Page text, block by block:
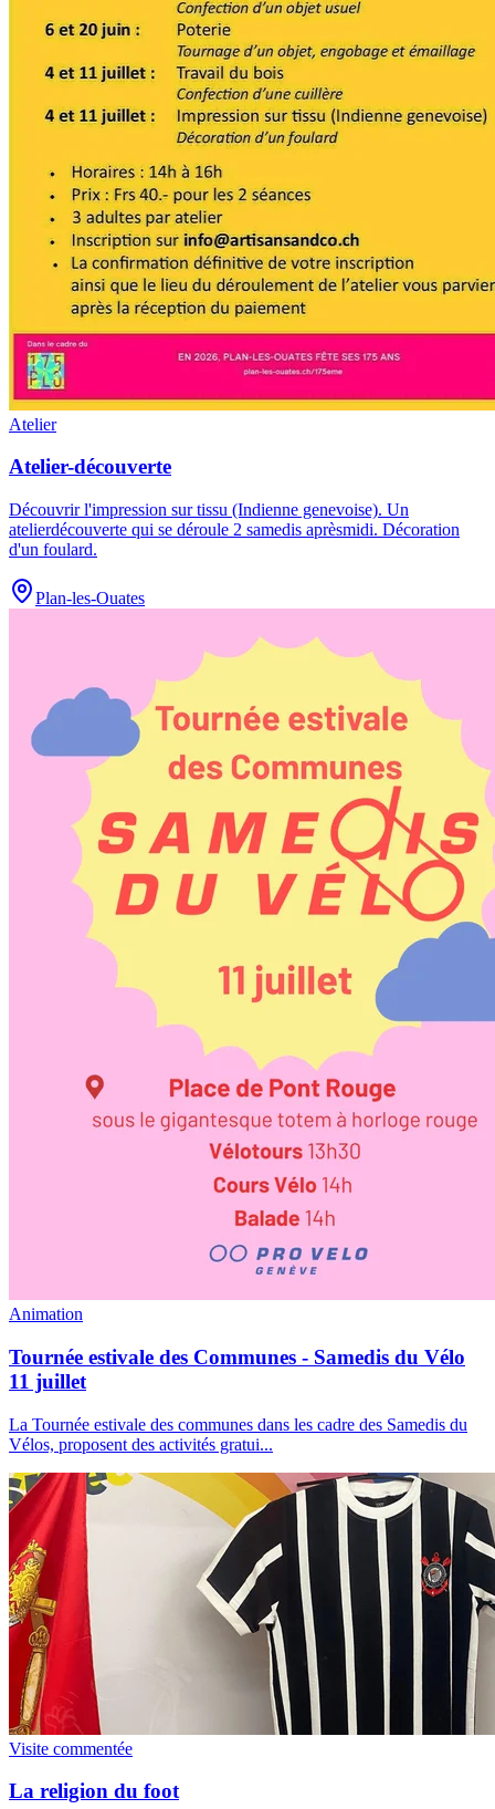
Atelier
Atelier-découverte
Découvrir l'impression sur tissu (Indienne genevoise). Un
atelierdécouverte qui se déroule 2 samedis aprèsmidi. Décoration
d'un foulard.
Plan-les-Ouates
Animation
Tournée estivale des Communes - Samedis du Vélo
11 juillet
La Tournée estivale des communes dans les cadre des Samedis du
Vélos, proposent des activités gratui...
Visite commentée
La religion du foot